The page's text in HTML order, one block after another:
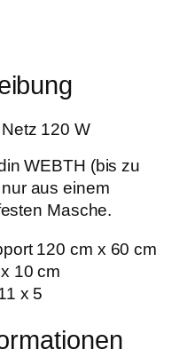
120 W
WEBTH (bis zu
aus einem
Masche.
120 cm x 60 cm
10 cm
x 5